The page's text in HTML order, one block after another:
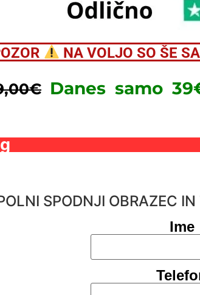
NA VOLJO SO ŠE
Danes samo
SPODNJI OBRAZEC
Ime